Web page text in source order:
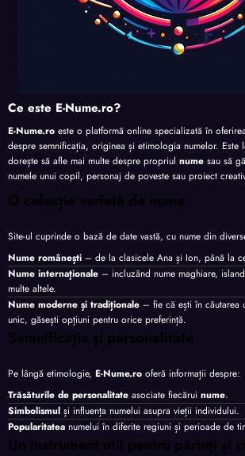
Ce este E-Nume.ro?
E-Nume.ro este o platformă online specializată în
despre semnificația, originea și etimologia numelor.
dorește să afle mai multe despre propriul nume sau să
numele unui copil, personaj de poveste sau proiect
O colecție variată de nume
Site-ul cuprinde o bază de date vastă, cu nume din
Nume românești – de la clasicele Ana și Ion, până la
Nume internaționale – incluzând nume maghiare,
multe altele.
Nume moderne și tradiționale – fie că ești în căutarea
unic, găsești opțiuni pentru orice preferință.
Semnificație și personalitate
Pe lângă etimologie, E-Nume.ro oferă informații despre:
Trăsăturile de personalitate asociate fiecărui nume.
Simbolismul și influența numelui asupra vieții individului.
Popularitatea numelui în diferite regiuni și perioade de
Un instrument util pentru părinți și